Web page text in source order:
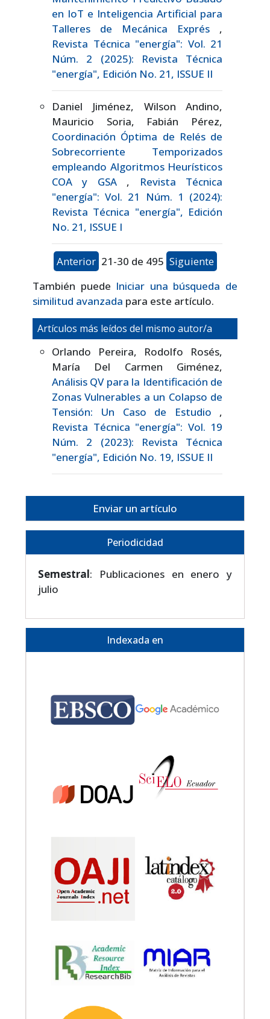
en IoT e Inteligencia Artificial para
Talleres de Mecánica Exprés ,
Revista Técnica "energía": Vol. 21
Núm. 2 (2025): Revista Técnica
"energía", Edición No. 21, ISSUE II
Daniel Jiménez, Wilson Andino,
Mauricio Soria, Fabián Pérez,
Coordinación Óptima de Relés de
Sobrecorriente Temporizados
empleando Algoritmos Heurísticos
COA y GSA ,
Revista Técnica
"energía": Vol. 21 Núm. 1 (2024):
Revista Técnica "energía", Edición
No. 21, ISSUE I
Anterior 21-30 de 495 Siguiente
También puede Iniciar una búsqueda de
similitud avanzada para este artículo.
Artículos más leídos del mismo autor/a
Orlando Pereira, Rodolfo Rosés,
María Del Carmen Giménez,
Análisis QV para la Identificación de
Zonas Vulnerables a un Colapso de
Tensión: Un Caso de Estudio ,
Revista Técnica "energía": Vol. 19
Núm. 2 (2023): Revista Técnica
"energía", Edición No. 19, ISSUE II
Enviar un artículo
Periodicidad
Semestral: Publicaciones en enero y
julio
Indexada en